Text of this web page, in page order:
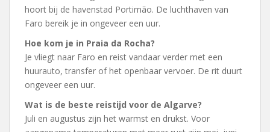
hoort bij de havenstad Portimão. De luchthaven van
Faro bereik je in ongeveer een uur.
Hoe kom je in Praia da Rocha?
Je vliegt naar Faro en reist vandaar verder met een
huurauto, transfer of het openbaar vervoer. De rit duurt
ongeveer een uur.
Wat is de beste reistijd voor de Algarve?
Juli en augustus zijn het warmst en drukst. Voor